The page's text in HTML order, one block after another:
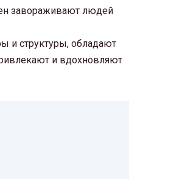
завораживают людей
и структуры, обладают
и вдохновляют